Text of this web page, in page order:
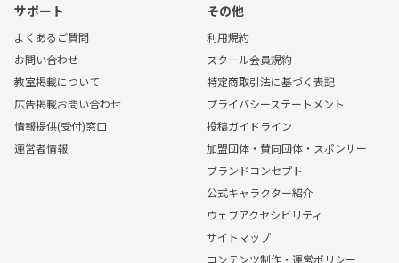
サポート
よくあるご質問
お問い合わせ
教室掲載について
広告掲載お問い合わせ
情報提供(受付)窓口
運営者情報
その他
利用規約
スクール会員規約
特定商取引法に基づく表記
プライバシーステートメント
投稿ガイドライン
加盟団体・賛同団体・スポンサー
ブランドコンセプト
公式キャラクター紹介
ウェブアクセシビリティ
サイトマップ
コンテンツ制作・運営ポリシー